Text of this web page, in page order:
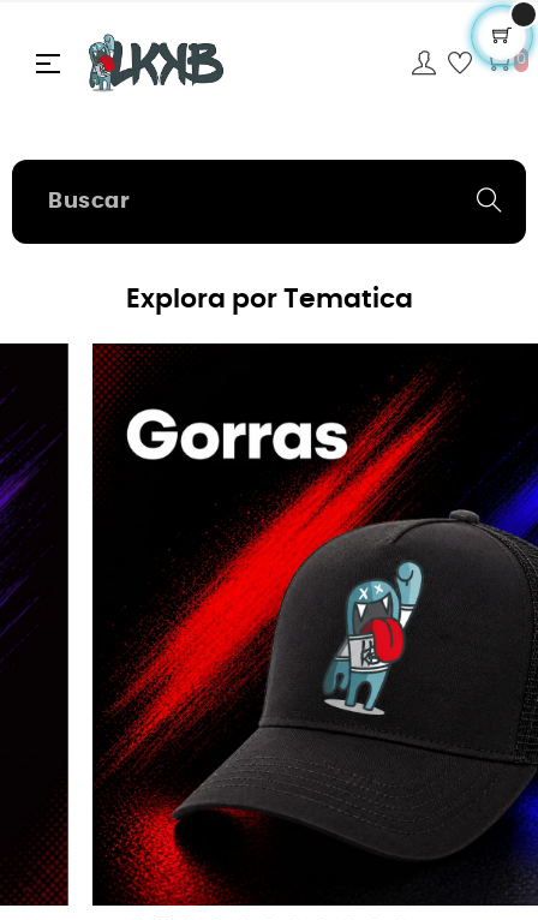
Navegación
☰ 0
Explora por Tematica